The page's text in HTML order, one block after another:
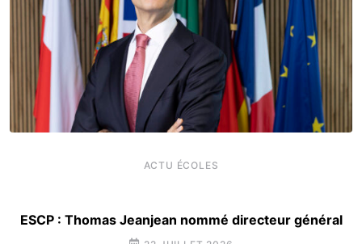
ACTU ÉCOLES
ESCP : Thomas Jeanjean nommé directeur général